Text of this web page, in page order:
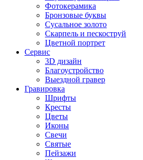
Фотокерамика
Бронзовые буквы
Сусальное золото
Скарпель и пескоструй
Цветной портрет
Сервис
3D дизайн
Благоустройство
Выездной гравер
Гравировка
Шрифты
Кресты
Цветы
Иконы
Свечи
Святые
Пейзажи